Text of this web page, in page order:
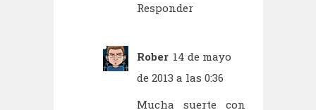
Responder
Rober 14 de mayo
de 2013 a las 0:36
Mucha suerte con